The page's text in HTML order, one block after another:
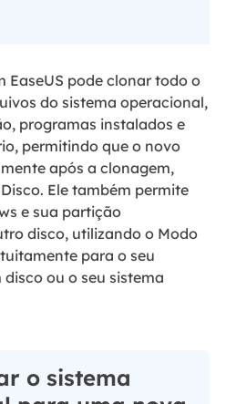
EaseUS pode clonar todo o
do sistema operacional,
programas instalados e
permitindo que o novo
após a clonagem,
Ele também permite
e sua partição
disco, utilizando o Modo
para o seu
ou o seu sistema
o sistema